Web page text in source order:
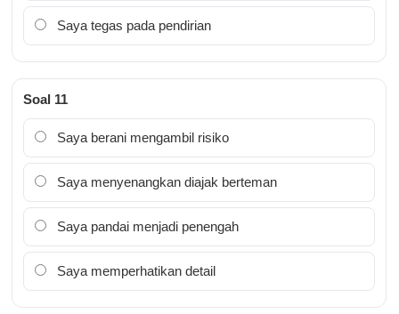
Saya tegas pada pendirian
Soal 11
Saya berani mengambil risiko
Saya menyenangkan diajak berteman
Saya pandai menjadi penengah
Saya memperhatikan detail